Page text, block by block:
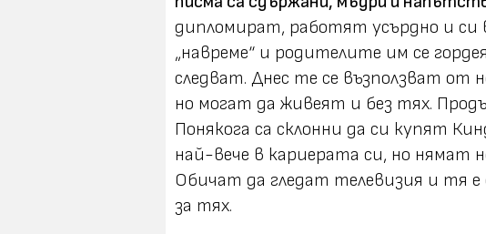
дипломират, работят усърдно и си
„навреме“ и родителите им се
следват. Днес те се възползват от
но могат да живеят и без тях.
Понякога са склонни да си купят
най-вече в кариерата си, но нямат
Обичат да гледат телевизия и тя е
за тях.